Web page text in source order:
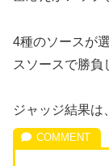
4種のソースが
スソースで勝負
ジャッジ結果は、